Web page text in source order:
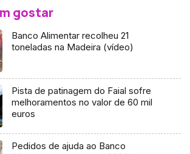
gostar
Banco Alimentar recolheu 21
toneladas na Madeira (vídeo)
Pista de patinagem do Faial sofre
melhoramentos no valor de 60 mil
euros
Pedidos de ajuda ao Banco